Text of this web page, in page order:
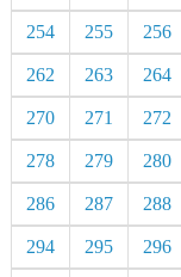
254 255 256
262 263 264
270 271 272
278 279 280
286 287 288
294 295 296